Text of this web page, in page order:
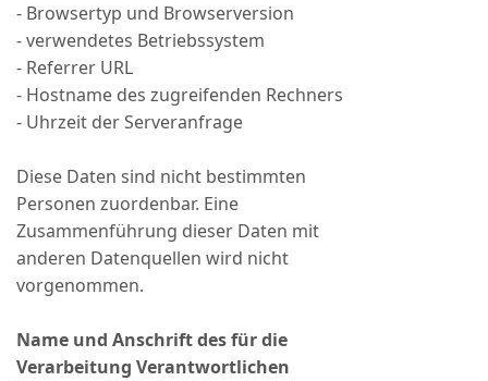
- Browsertyp und Browserversion
- verwendetes Betriebssystem
- Referrer URL
- Hostname des zugreifenden Rechners
- Uhrzeit der Serveranfrage
Diese Daten sind nicht bestimmten
Personen zuordenbar. Eine
Zusammenführung dieser Daten mit
anderen Datenquellen wird nicht
vorgenommen.
Name und Anschrift des für die
Verarbeitung Verantwortlichen